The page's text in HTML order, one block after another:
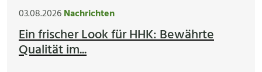
03.08.2026Nachrichten
Ein frischer Look für HHK: Bewährte
Qualität im...